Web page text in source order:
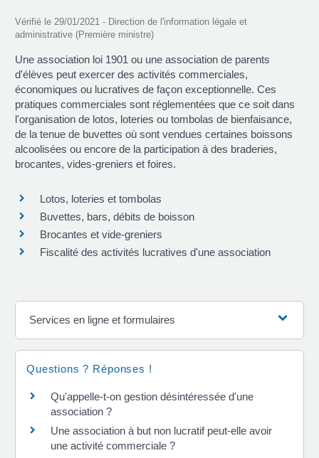
Vérifié le 29/01/2021 - Direction de l'information légale et
administrative (Première ministre)
Une association loi 1901 ou une association de parents
d'élèves peut exercer des activités commerciales,
économiques ou lucratives de façon exceptionnelle. Ces
pratiques commerciales sont réglementées que ce soit dans
l'organisation de lotos, loteries ou tombolas de bienfaisance,
de la tenue de buvettes où sont vendues certaines boissons
alcoolisées ou encore de la participation à des braderies,
brocantes, vides-greniers et foires.
Lotos, loteries et tombolas
Buvettes, bars, débits de boisson
Brocantes et vide-greniers
Fiscalité des activités lucratives d'une association
Services en ligne et formulaires
Questions ? Réponses !
Qu'appelle-t-on gestion désintéressée d'une
association ?
Une association à but non lucratif peut-elle avoir
une activité commerciale ?